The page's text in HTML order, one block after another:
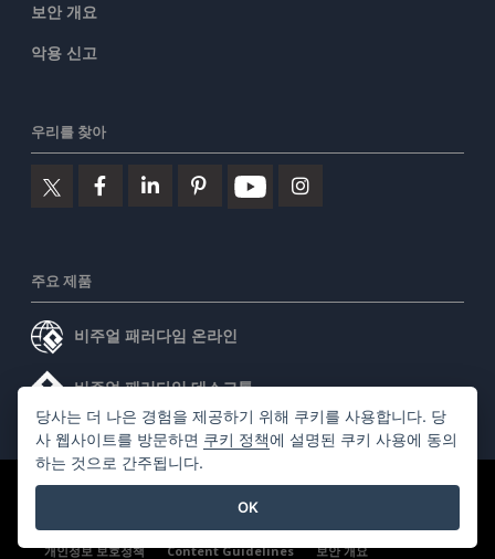
보안 개요
악용 신고
우리를 찾아
주요 제품
비주얼 패러다임 온라인
비주얼 패러다임 데스크톱
©2026 by Visual Paradigm. 모든 권리 보유.
개인정보 보호정책
Content Guidelines 보안 개요
당사는 더 나은 경험을 제공하기 위해 쿠키를 사용합니다. 당
사 웹사이트를 방문하면 쿠키 정책에 설명된 쿠키 사용에 동의
하는 것으로 간주됩니다.
OK